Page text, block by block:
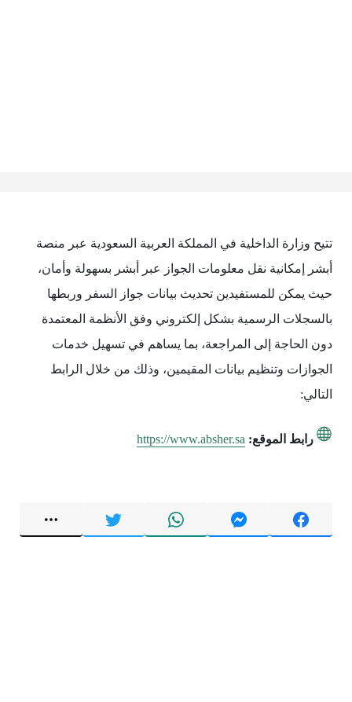
تتيح وزارة الداخلية في المملكة العربية السعودية عبر منصة
أبشر إمكانية نقل معلومات الجواز عبر أبشر بسهولة وأمان،
حيث يمكن للمستفيدين تحديث بيانات جواز السفر وربطها
بالسجلات الرسمية بشكل إلكتروني وفق الأنظمة المعتمدة
دون الحاجة إلى المراجعة، بما يساهم في تسهيل خدمات
الجوازات وتنظيم بيانات المقيمين، وذلك من خلال الرابط
التالي:
رابط الموقع: https://www.absher.sa